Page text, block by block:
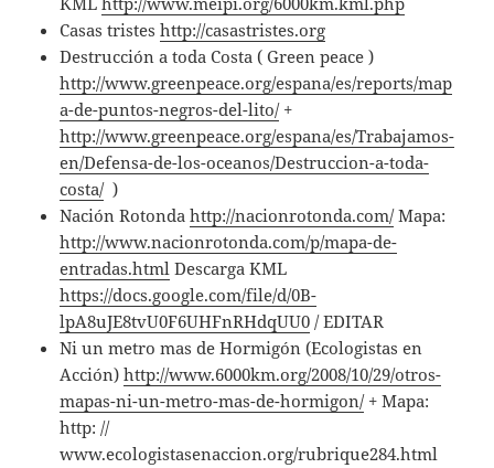
Casas tristeshttp://casastristes.org
Destrucción a toda Costa ( Green peace )
http://www.greenpeace.org/espana/es/reports/map
a-de-puntos-negros-del-lito/+
http://www.greenpeace.org/espana/es/Trabajamos-
en/Defensa-de-los-oceanos/Destruccion-a-toda-
costa/)
Nación Rotondahttp://nacionrotonda.com/Mapa:
http://www.nacionrotonda.com/p/mapa-de-
entradas.html Descarga KML
https://docs.google.com/file/d/0B-
lpA8uJE8tvU0F6UHFnRHdqUU0 / EDITAR
Ni un metro mas de Hormigón (Ecologistas en
Acción)http://www.6000km.org/2008/10/29/otros-
mapas-ni-un-metro-mas-de-hormigon/+ Mapa:
http: //
www.ecologistasenaccion.org/rubrique284.html